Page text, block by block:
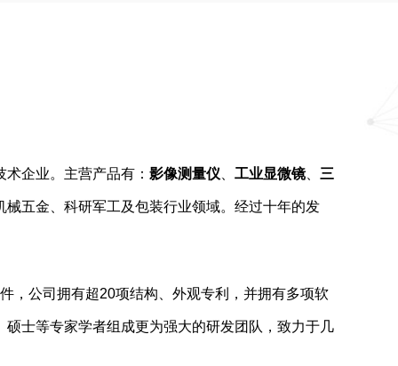
企业。主营产品有： 影像测量仪 工业显微镜、 三
五金、科研军工及包装行业领域。经过十年的发
，公司拥有超20项结构、外观专利，并拥有多项软
士等专家学者组成更为强大的研发团队，致力于几